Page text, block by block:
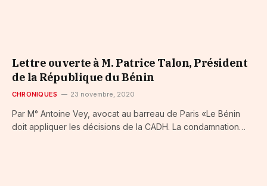
Lettre ouverte à M. Patrice Talon, Président
de la République du Bénin
CHRONIQUES 23 novembre, 2020
Par M° Antoine Vey, avocat au barreau de Paris «Le Bénin
doit appliquer les décisions de la CADH. La condamnation…